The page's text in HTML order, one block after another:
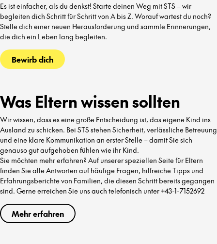
Es ist einfacher, als du denkst! Starte deinen Weg mit STS – wir
begleiten dich Schritt für Schritt von A bis Z. Worauf wartest du noch?
Stelle dich einer neuen Herausforderung und sammle Erinnerungen,
die dich ein Leben lang begleiten.
Bewirb dich
Was Eltern wissen sollten
Wir wissen, dass es eine große Entscheidung ist, das eigene Kind ins
Ausland zu schicken. Bei STS stehen Sicherheit, verlässliche Betreuung
und eine klare Kommunikation an erster Stelle – damit Sie sich
genauso gut aufgehoben fühlen wie ihr Kind.
Sie möchten mehr erfahren? Auf unserer speziellen Seite für Eltern
finden Sie alle Antworten auf häufige Fragen, hilfreiche Tipps und
Erfahrungsberichte von Familien, die diesen Schritt bereits gegangen
sind. Gerne erreichen Sie uns auch telefonisch unter +43-1-7152692
Mehr erfahren